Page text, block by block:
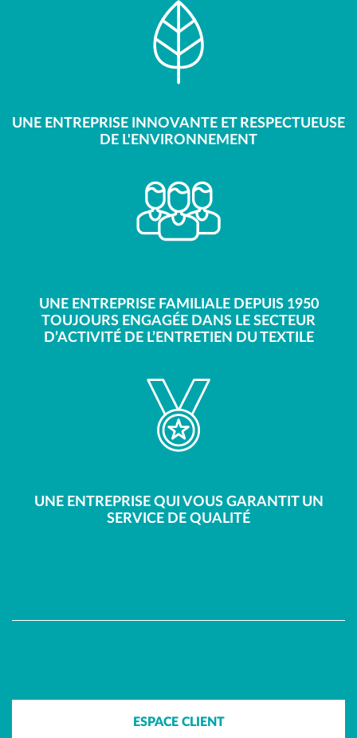
UNE ENTREPRISE INNOVANTE ET RESPECTUEUSE
DE L'ENVIRONNEMENT
UNE ENTREPRISE FAMILIALE DEPUIS 1950
TOUJOURS ENGAGÉE DANS LE SECTEUR
D’ACTIVITÉ DE L’ENTRETIEN DU TEXTILE
UNE ENTREPRISE QUI VOUS GARANTIT UN
SERVICE DE QUALITÉ
ESPACE CLIENT